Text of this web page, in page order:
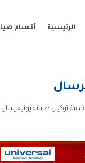
الرئيسية أقسام
خدمة توكيل صيانه